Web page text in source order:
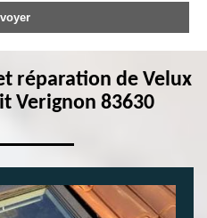
réparation de Velux
Verignon 83630